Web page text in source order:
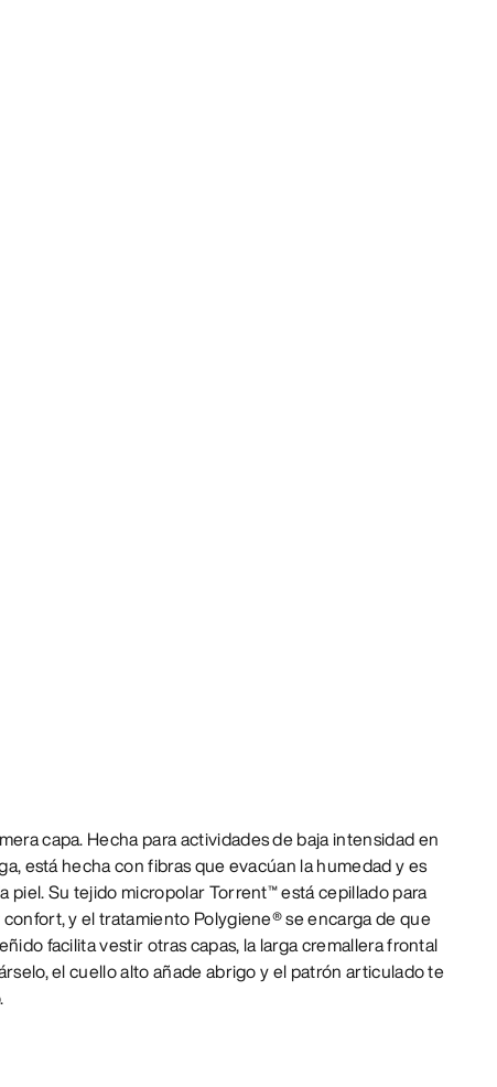
capa. Hecha para actividades de baja intensidad en
está hecha con fibras que evacúan la humedad y es
piel. Su tejido micropolar Torrent™ está cepillado para
y el tratamiento Polygiene® se encarga de que
facilita vestir otras capas, la larga cremallera frontal
el cuello alto añade abrigo y el patrón articulado te